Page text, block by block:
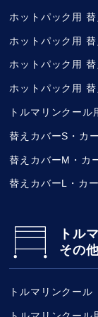
ホットパック用 替
ホットパック用
ホットパック用 替
ホットパック用
トルマリンクール
替えカバーS・カ
替えカバーM・カ
替えカバーL・カ
トル
その
トルマリンクール